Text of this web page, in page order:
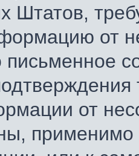
Штатов,
от
письменное
от
применимо